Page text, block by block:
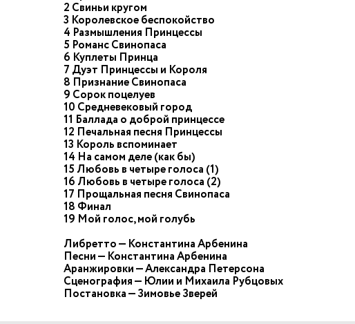
2 Свиньи кругом
3 Королевское беспокойство
4 Размышления Принцессы
5 Романс Свинопаса
6 Куплеты Принца
7 Дуэт Принцессы и Короля
8 Признание Свинопаса
9 Сорок поцелуев
10 Средневековый город
11 Баллада о доброй принцессе
12 Печальная песня Принцессы
13 Король вспоминает
14 На самом деле (как бы)
15 Любовь в четыре голоса (1)
16 Любовь в четыре голоса (2)
17 Прощальная песня Свинопаса
18 Финал
19 Мой голос, мой голубь
Либретто — Константина Арбенина
Песни — Константина Арбенина
Аранжировки — Александра Петерсона
Сценография — Юлии и Михаила Рубцовых
Постановка — Зимовье Зверей